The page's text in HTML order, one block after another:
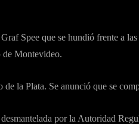
Spee que se hundió frente a
de Montevideo.
la Plata. Se anunció que se
por la Autoridad